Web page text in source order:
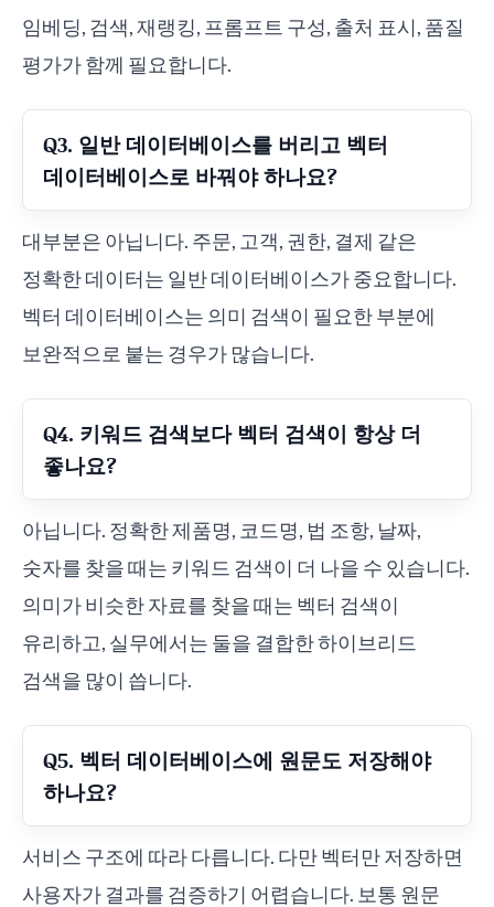
임베딩, 검색, 재랭킹, 프롬프트 구성, 출처 표시, 품질
평가가 함께 필요합니다.
Q3. 일반 데이터베이스를 버리고 벡터
데이터베이스로 바꿔야 하나요?
대부분은 아닙니다. 주문, 고객, 권한, 결제 같은
정확한 데이터는 일반 데이터베이스가 중요합니다.
벡터 데이터베이스는 의미 검색이 필요한 부분에
보완적으로 붙는 경우가 많습니다.
Q4. 키워드 검색보다 벡터 검색이 항상 더
좋나요?
아닙니다. 정확한 제품명, 코드명, 법 조항, 날짜,
숫자를 찾을 때는 키워드 검색이 더 나을 수 있습니다.
의미가 비슷한 자료를 찾을 때는 벡터 검색이
유리하고, 실무에서는 둘을 결합한 하이브리드
검색을 많이 씁니다.
Q5. 벡터 데이터베이스에 원문도 저장해야
하나요?
서비스 구조에 따라 다릅니다. 다만 벡터만 저장하면
사용자가 결과를 검증하기 어렵습니다. 보통 원문